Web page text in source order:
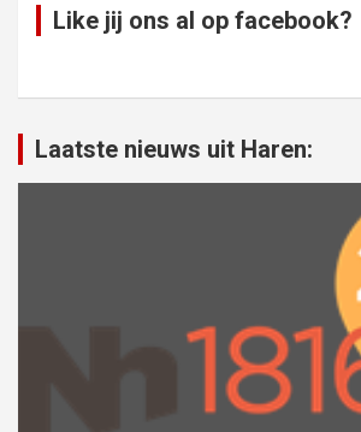
Like jij ons al op facebook?
Laatste nieuws uit Haren: